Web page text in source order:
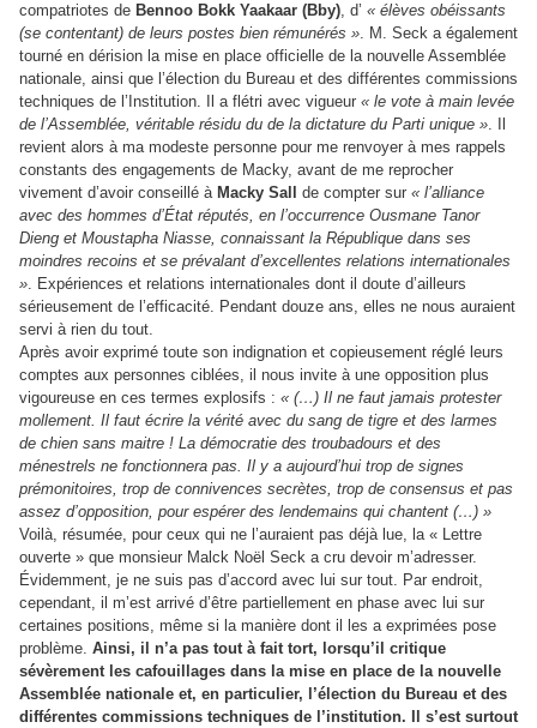
compatriotes de Bennoo Bokk Yaakaar (Bby), d’ « élèves obéissants
(se contentant) de leurs postes bien rémunérés ». M. Seck a également
tourné en dérision la mise en place officielle de la nouvelle Assemblée
nationale, ainsi que l’élection du Bureau et des différentes commissions
techniques de l’Institution. Il a flétri avec vigueur « le vote à main levée
de l’Assemblée, véritable résidu du de la dictature du Parti unique ». Il
revient alors à ma modeste personne pour me renvoyer à mes rappels
constants des engagements de Macky, avant de me reprocher
vivement d’avoir conseillé à Macky Sall de compter sur « l’alliance
avec des hommes d’État réputés, en l’occurrence Ousmane Tanor
Dieng et Moustapha Niasse, connaissant la République dans ses
moindres recoins et se prévalant d’excellentes relations internationales
». Expériences et relations internationales dont il doute d’ailleurs
sérieusement de l’efficacité. Pendant douze ans, elles ne nous auraient
servi à rien du tout.
Après avoir exprimé toute son indignation et copieusement réglé leurs
comptes aux personnes ciblées, il nous invite à une opposition plus
vigoureuse en ces termes explosifs : « (…) Il ne faut jamais protester
mollement. Il faut écrire la vérité avec du sang de tigre et des larmes
de chien sans maitre ! La démocratie des troubadours et des
ménestrels ne fonctionnera pas. Il y a aujourd’hui trop de signes
prémonitoires, trop de connivences secrètes, trop de consensus et pas
assez d’opposition, pour espérer des lendemains qui chantent (…) »
Voilà, résumée, pour ceux qui ne l’auraient pas déjà lue, la « Lettre
ouverte » que monsieur Malck Noël Seck a cru devoir m’adresser.
Évidemment, je ne suis pas d’accord avec lui sur tout. Par endroit,
cependant, il m’est arrivé d’être partiellement en phase avec lui sur
certaines positions, même si la manière dont il les a exprimées pose
problème. Ainsi, il n’a pas tout à fait tort, lorsqu’il critique
sévèrement les cafouillages dans la mise en place de la nouvelle
Assemblée nationale et, en particulier, l’élection du Bureau et des
différentes commissions techniques de l’institution. Il s’est surtout